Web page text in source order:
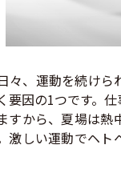
々、運動を続けら
要因の1つです。
すから、夏場は
激しい運動でヘ